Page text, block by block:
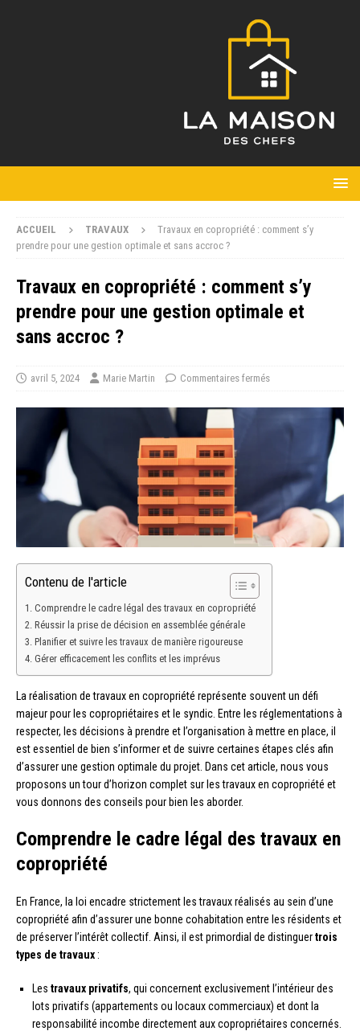
ACCUEIL TRAVAUX
Travaux en copropriété : comment s’y
prendre pour une gestion optimale et sans accroc ?
Travaux en copropriété : comment s’y
prendre pour une gestion optimale et
sans accroc ?
avril 5, 2024 Marie Martin Commentaires fermés
Contenu de l'article
Comprendre le cadre légal des travaux en copropriété
Réussir la prise de décision en assemblée générale
Planifier et suivre les travaux de manière rigoureuse
Gérer efficacement les conflits et les imprévus
La réalisation de travaux en copropriété représente souvent un défi
majeur pour les copropriétaires et le syndic. Entre les réglementations à
respecter, les décisions à prendre et l’organisation à mettre en place, il
est essentiel de bien s’informer et de suivre certaines étapes clés afin
d’assurer une gestion optimale du projet. Dans cet article, nous vous
proposons un tour d’horizon complet sur les travaux en copropriété et
vous donnons des conseils pour bien les aborder.
Comprendre le cadre légal des travaux en
copropriété
En France, la loi encadre strictement les travaux réalisés au sein d’une
copropriété afin d’assurer une bonne cohabitation entre les résidents et
de préserver l’intérêt collectif. Ainsi, il est primordial de distinguertrois
types de travaux :
Les travaux privatifs, qui concernent exclusivement l’intérieur des
lots privatifs (appartements ou locaux commerciaux) et dont la
responsabilité incombe directement aux copropriétaires concernés.